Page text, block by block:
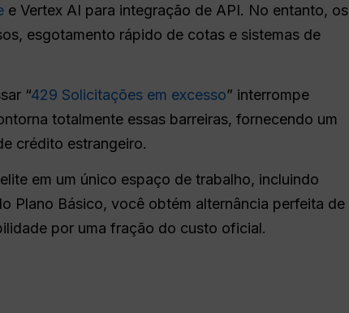
e Vertex AI para integração de API. No entanto, os
esgotamento rápido de cotas e sistemas de
“429 Solicitações em excesso” interrompe
totalmente essas barreiras, fornecendo um
crédito estrangeiro.
em um único espaço de trabalho, incluindo
Plano Básico, você obtém alternância perfeita de
por uma fração do custo oficial.